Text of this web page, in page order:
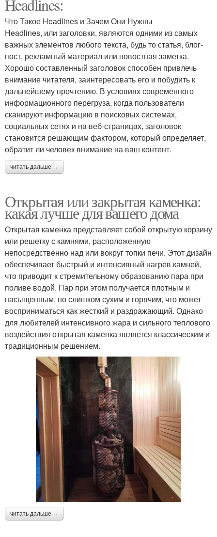
Headlines:
Что Такое Headlines и Зачем Они Нужны
Headlines, или заголовки, являются одними из самых
важных элементов любого текста, будь то статья, блог-
пост, рекламный материал или новостная заметка.
Хорошо составленный заголовок способен привлечь
внимание читателя, заинтересовать его и побудить к
дальнейшему прочтению. В условиях современного
информационного перегруза, когда пользователи
сканируют информацию в поисковых системах,
социальных сетях и на веб-страницах, заголовок
становится решающим фактором, который определяет,
обратит ли человек внимание на ваш контент.
читать дальше →
Открытая или закрытая каменка:
какая лучше для вашего дома
Открытая каменка представляет собой открытую корзину
или решетку с камнями, расположенную
непосредственно над или вокруг топки печи. Этот дизайн
обеспечивает быстрый и интенсивный нагрев камней,
что приводит к стремительному образованию пара при
поливе водой. Пар при этом получается плотным и
насыщенным, но слишком сухим и горячим, что может
восприниматься как жесткий и раздражающий. Однако
для любителей интенсивного жара и сильного теплового
воздействия открытая каменка является классическим и
традиционным решением.
читать дальше →